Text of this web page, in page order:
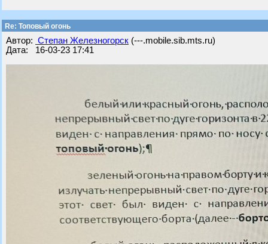
Re: Топовый огонь
Автор: Степан Железногорск (---.mobile.sib.mts.ru)
Дата: 16-03-23 17:41